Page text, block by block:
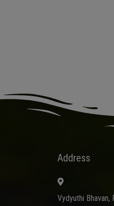
Address
Vydyuthi Bhavan,